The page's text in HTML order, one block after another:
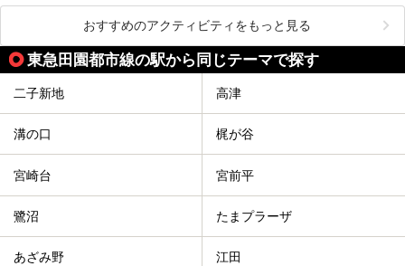
おすすめのアクティビティをもっと見る
東急田園都市線の駅から同じテーマで探す
二子新地 高津
溝の口 梶が谷
宮崎台 宮前平
鷺沼 たまプラーザ
あざみ野 江田